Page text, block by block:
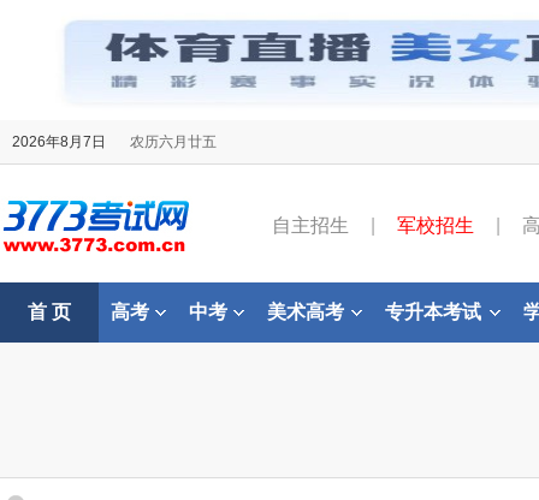
2026年8月7日 农历六月廿五
自主招生 军校招生
首 页 高考 中考 美术高考 专升本考试